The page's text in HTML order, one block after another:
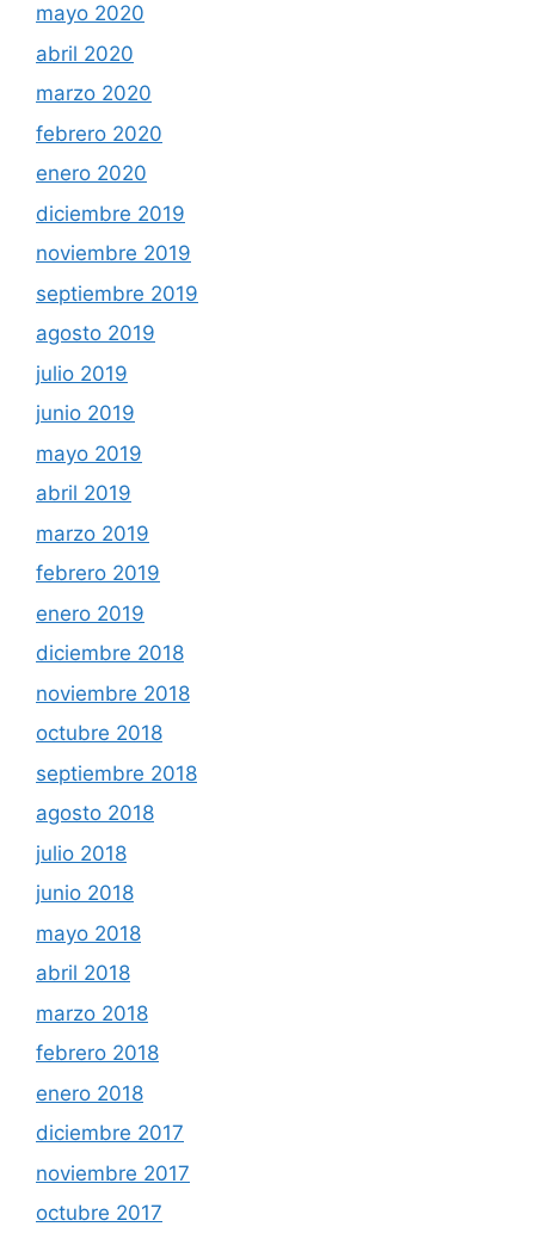
mayo 2020
abril 2020
marzo 2020
febrero 2020
enero 2020
diciembre 2019
noviembre 2019
septiembre 2019
agosto 2019
julio 2019
junio 2019
mayo 2019
abril 2019
marzo 2019
febrero 2019
enero 2019
diciembre 2018
noviembre 2018
octubre 2018
septiembre 2018
agosto 2018
julio 2018
junio 2018
mayo 2018
abril 2018
marzo 2018
febrero 2018
enero 2018
diciembre 2017
noviembre 2017
octubre 2017